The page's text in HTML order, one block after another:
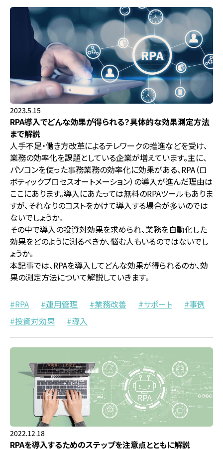
2023.5.15
RPA導入でどんな効果が得られる？具体的な効果測定方法
まで解説
人手不足・働き方改革によるテレワークの推進などを受け、
業務の効率化を課題としている企業が増えています。主に、
パソコンを使った事務業務の効率化に効果がある、RPA（ロ
ボティックプロセスオートメーション）の導入が進んだ理由は
ここにあります。導入にあたっては無料のRPAツールもありま
すが、それなりのコストをかけて導入する場合が多いのでは
ないでしょうか。
その中で導入の投資対効果を求められ、業務を自動化した
効果をどのように測るべきか、悩む人もいるのではないでし
ょうか。
本記事では、RPAを導入してどんな効果が得られるのか、効
果の測定方法について解説していきます。
RPA 運用管理 業務改善 サポート
事例
投資対効果
導入
2022.12.18
RPAを導入するためのステップを注意点とともに解説